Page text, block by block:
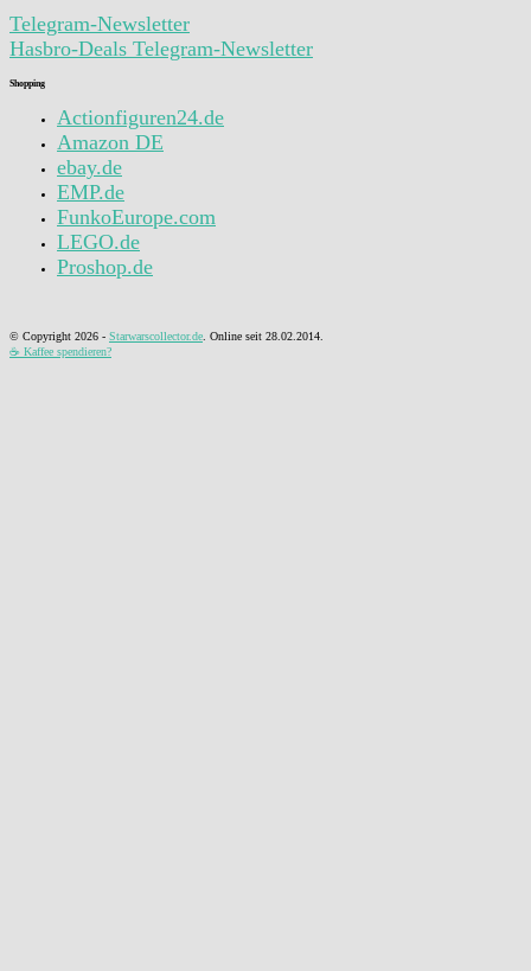
Telegram-Newsletter
Hasbro-Deals Telegram-Newsletter
Shopping
Actionfiguren24.de
Amazon DE
ebay.de
EMP.de
FunkoEurope.com
LEGO.de
Proshop.de
© Copyright 2026 - Starwarscollector.de . Online seit 28.02.2014.
☕ Kaffee spendieren?